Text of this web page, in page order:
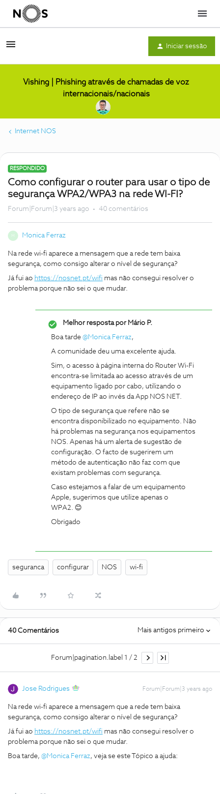
Menu
Iniciar sessão
Vishing | Phishing através de chamadas de voz
internacionais/nacionais
Internet NOS
RESPONDIDO
Como configurar o router para usar o tipo de
segurança WPA2/WPA3 na rede WI-FI?
Forum|Forum|3 years ago 40 comentários
M Monica Ferraz
Na rede wi-fi aparece a mensagem que a rede tem baixa
segurança, como consigo alterar o nível de segurança?
Já fui ao https://nosnet.pt/wifi mas não consegui resolver o
problema porque não sei o que mudar.
Melhor resposta porMário P.
Boa tarde @Monica Ferraz,
A comunidade deu uma excelente ajuda.
Sim, o acesso à página interna do Router Wi-Fi
encontra-se limitada ao acesso através de um
equipamento ligado por cabo, utilizando o
endereço de IP ao invés da App NOS NET.
O tipo de segurança que refere não se
encontra disponibilizado no equipamento. Não
há problemas na segurança nos equipamentos
NOS. Apenas há um alerta de sugestão de
configuração. O facto de sugerirem um
método de autenticação não faz com que
existam problemas com segurança.
Caso estejamos a falar de um equipamento
Apple, sugerimos que utilize apenas o
WPA2. 😊
Obrigado
seguranca configurar NOS wi-fi
40 Comentários Mais antigos primeiro
Forum|pagination.label 1 / 2
Jose Rodrigues Forum|Forum|3 years ago
Na rede wi-fi aparece a mensagem que a rede tem baixa
segurança, como consigo alterar o nível de segurança?
Já fui ao https://nosnet.pt/wifi mas não consegui resolver o
problema porque não sei o que mudar.
Boa tarde, @Monica Ferraz, veja se este Tópico a ajuda: